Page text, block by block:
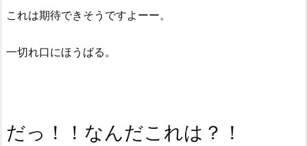
これは期待できそうですよーー。
一切れ口にほうばる。
だっ！！ なんだこれは？！